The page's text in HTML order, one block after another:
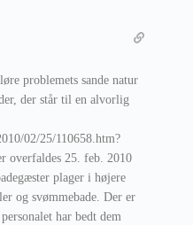
problemets sande natur
der står til en alvorlig
02/25/110658.htm?
overfaldes 25. feb. 2010
plager i højere
og svømmebade. Der er
har bedt dem